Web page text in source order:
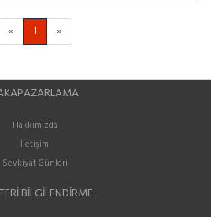
« 1 »
Hakkımızda
İletişim
Sevkiyat Günleri
BILGILENDIRME